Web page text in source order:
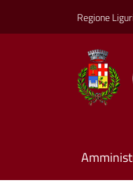
Regione